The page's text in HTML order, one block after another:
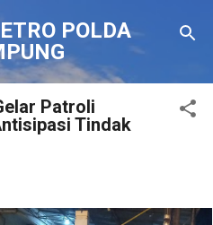
konten utamaPOLDA
Patroli
Tindak